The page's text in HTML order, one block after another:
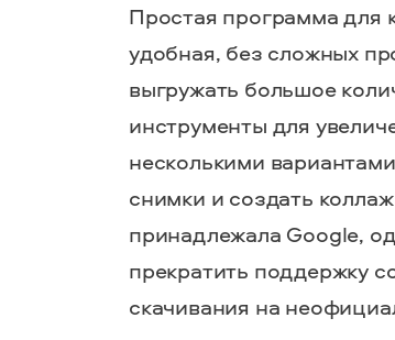
Простая программа для
удобная, без сложных
выгружать большое
инструменты для
несколькими
снимки и создать
принадлежала Google,
прекратить поддержку
скачивания на